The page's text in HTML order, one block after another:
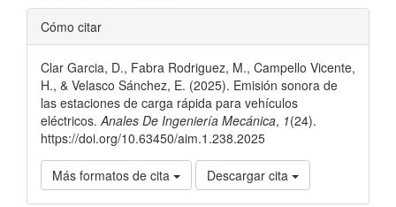
Detalles
del
artículo
Cómo citar
Clar Garcia, D., Fabra Rodriguez, M., Campello Vicente,
H., & Velasco Sánchez, E. (2025). Emisión sonora de
las estaciones de carga rápida para vehículos
eléctricos. Anales De Ingeniería Mecánica, 1(24).
https://doi.org/10.63450/aim.1.238.2025
Más formatos de cita Descargar cita